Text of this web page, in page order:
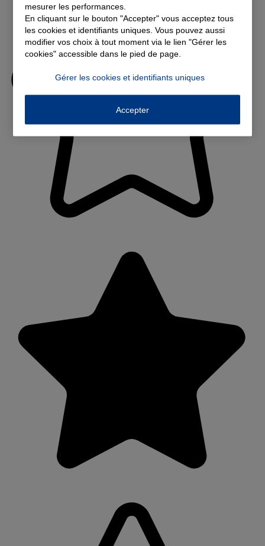
mesurer les performances.
En cliquant sur le bouton "Accepter" vous acceptez tous
les cookies et identifiants uniques. Vous pouvez aussi
modifier vos choix à tout moment via le lien "Gérer les
cookies" accessible dans le pied de page.
Gérer les cookies et identifiants uniques
Accepter